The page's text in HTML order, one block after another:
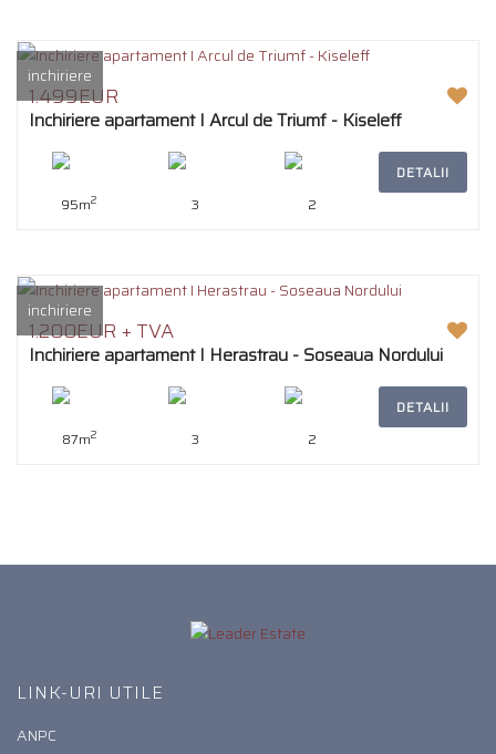
inchiriere
1.499EUR
Inchiriere apartament I Arcul de Triumf - Kiseleff
95m2 3 2
DETALII
inchiriere
1.200EUR + TVA
Inchiriere apartament I Herastrau - Soseaua Nordului
87m2 3 2
DETALII
LINK-URI UTILE
ANPC